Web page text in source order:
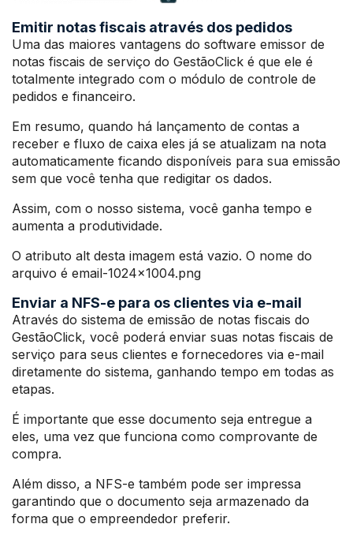
Emitir notas fiscais através dos pedidos
Uma das maiores vantagens do software emissor de
notas fiscais de serviço do GestãoClick é que ele é
totalmente integrado com o módulo de controle de
pedidos e financeiro.
Em resumo, quando há lançamento de contas a
receber e fluxo de caixa eles já se atualizam na nota
automaticamente ficando disponíveis para sua emissão
sem que você tenha que redigitar os dados.
Assim, com o nosso sistema, você ganha tempo e
aumenta a produtividade.
O atributo alt desta imagem está vazio. O nome do
arquivo é email-1024×1004.png
Enviar a NFS-e para os clientes via e-mail
Através do sistema de emissão de notas fiscais do
GestãoClick, você poderá enviar suas notas fiscais de
serviço para seus clientes e fornecedores via e-mail
diretamente do sistema, ganhando tempo em todas as
etapas.
É importante que esse documento seja entregue a
eles, uma vez que funciona como comprovante de
compra.
Além disso, a NFS-e também pode ser impressa
garantindo que o documento seja armazenado da
forma que o empreendedor preferir.